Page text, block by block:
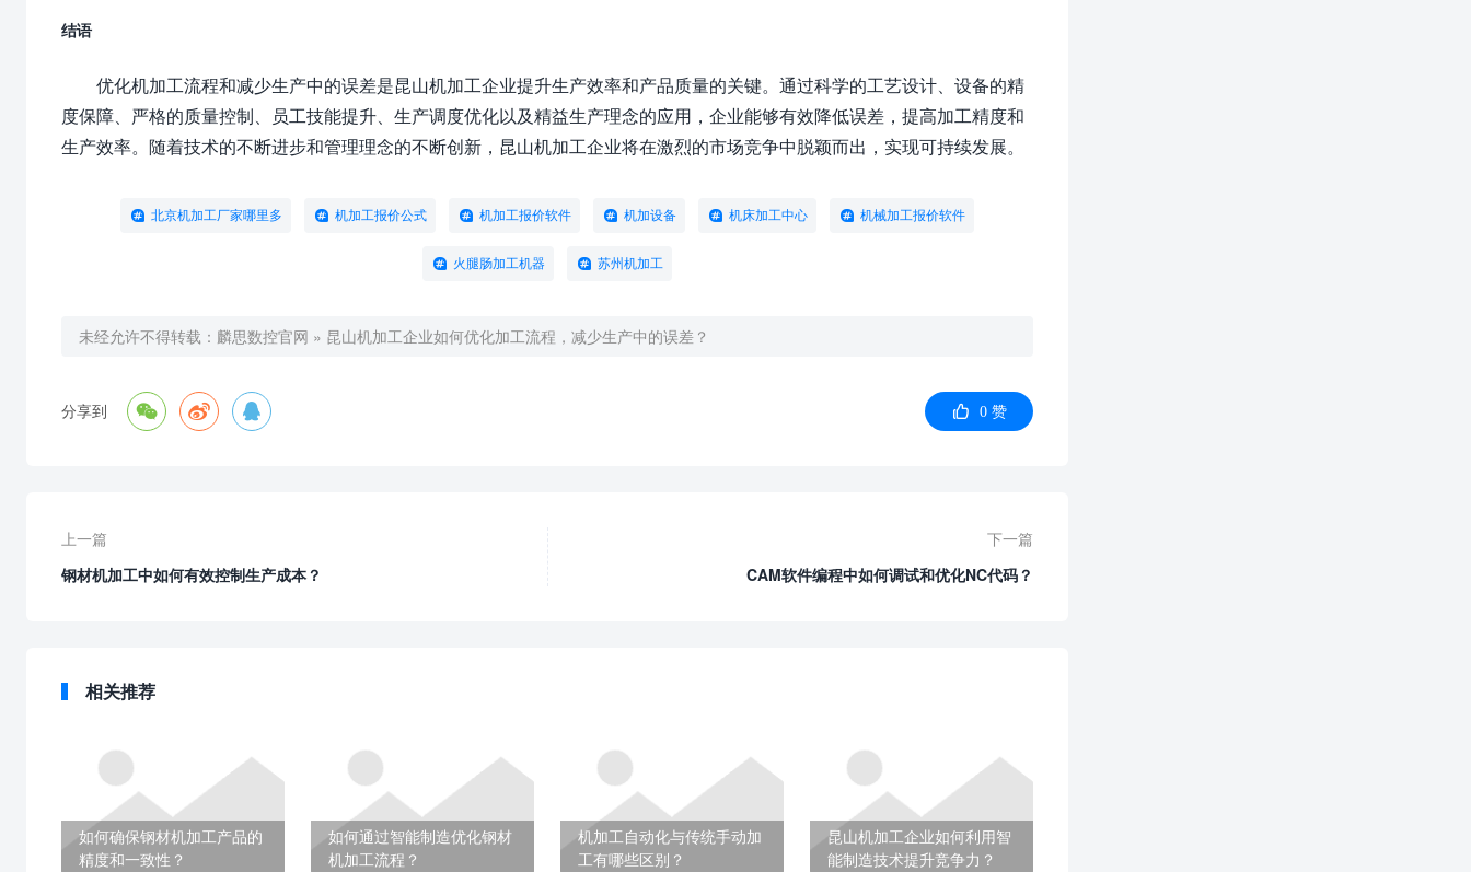
结语
优化机加工流程和减少生产中的误差是昆山机加工企业提升生产效率和产品质量的关键。通过科学的工艺设计、设备的精
度保障、严格的质量控制、员工技能提升、生产调度优化以及精益生产理念的应用，企业能够有效降低误差，提高加工精度和
生产效率。随着技术的不断进步和管理理念的不断创新，昆山机加工企业将在激烈的市场竞争中脱颖而出，实现可持续发展。
北京机加工厂家哪里多 机加工报价公式 机加工报价软件 机加设备 机床加工中心 机械加工报价软件
火腿肠加工机器 苏州机加工
未经允许不得转载： 麟思数控官网 » 昆山机加工企业如何优化加工流程，减少生产中的误差？
分享到     0 赞
上一篇
钢材机加工中如何有效控制生产成本？
下一篇
CAM软件编程中如何调试和优化NC代码？
相关推荐
如何确保钢材机加工产品的
精度和一致性？
如何通过智能制造优化钢材
机加工流程？
机加工自动化与传统手动加
工有哪些区别？
昆山机加工企业如何利用智
能制造技术提升竞争力？